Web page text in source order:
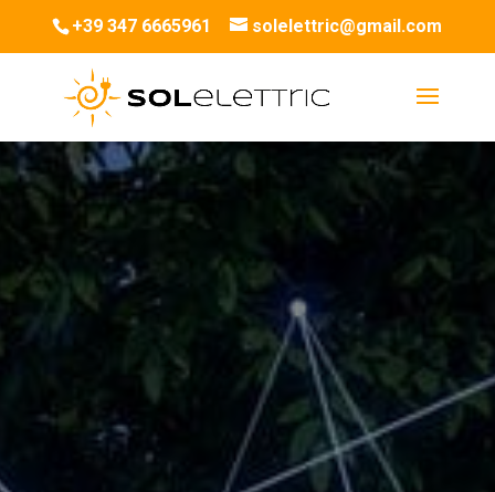
+39 347 6665961 solelettric@gmail.com